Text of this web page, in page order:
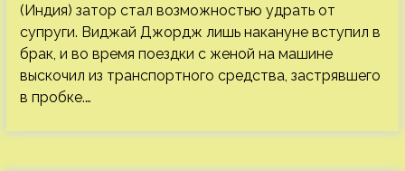
(Индия) затор стал возможностью удрать от
супруги. Виджай Джордж лишь накануне вступил в
брак, и во время поездки с женой на машине
выскочил из транспортного средства, застрявшего
в пробке.…